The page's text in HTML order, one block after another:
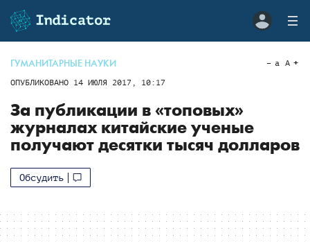
ГУМАНИТАРНЫЕ НАУКИ
ОПУБЛИКОВАНО 14 ИЮЛЯ 2017, 10:17
a A
За публикации в «топовых»
журналах китайские ученые
получают десятки тысяч долларов
Обсудить